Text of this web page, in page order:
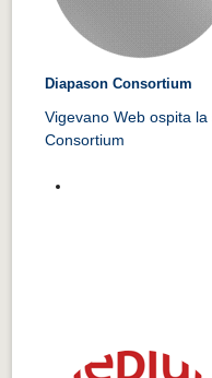
Diapason Consortium
Vigevano Web ospita
Consortium